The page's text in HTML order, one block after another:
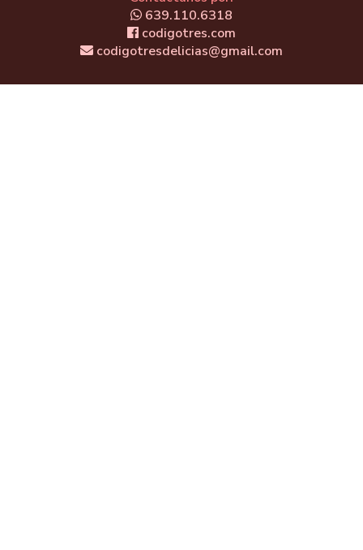
639.110.6318
codigotres.com
codigotresdelicias@gmail.com